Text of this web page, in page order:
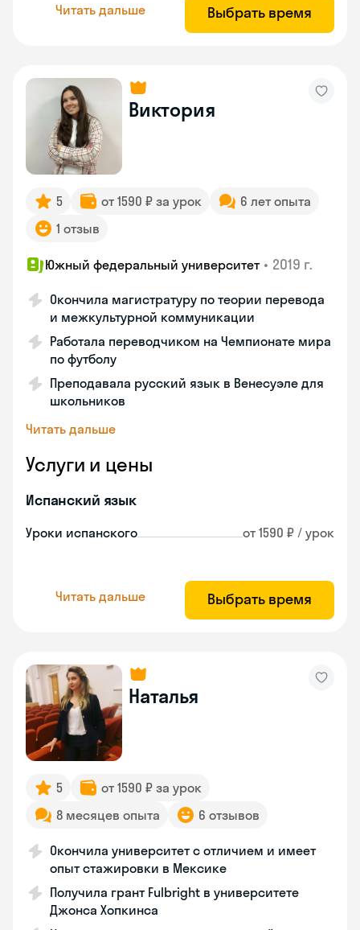
Читать дальше Выбрать время
Виктория
5 от 1590 ₽ за урок
6 лет опыта
1 отзыв
Южный федеральный университет • 2019 г.
Окончила магистратуру по теории перевода
и межкультурной коммуникации
Работала переводчиком на Чемпионате мира
по футболу
Преподавала русский язык в Венесуэле для
школьников
Читать дальше
Услуги и цены
Испанский язык
Уроки испанского от 1590 ₽ / урок
Читать дальше Выбрать время
Наталья
5
от 1590 ₽ за урок
8 месяцев опыта
6 отзывов
Окончила университет с отличием и имеет
опыт стажировки в Мексике
Получила грант Fulbright в университете
Джонса Хопкинса